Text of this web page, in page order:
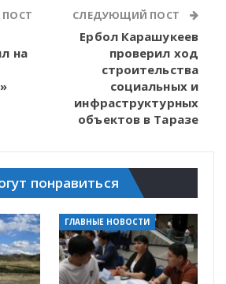
на
СЛЕДУЮЩИЙ ПОСТ
Ербол Карашукеев
проверил ход
строительства
социальных и
инфраструктурных
объектов в Таразе
понравиться
ГЛАВНЫЕ НОВОСТИ